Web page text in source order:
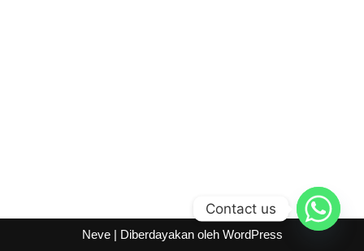
Neve| Diberdayakan oleh WordPress
Contact us